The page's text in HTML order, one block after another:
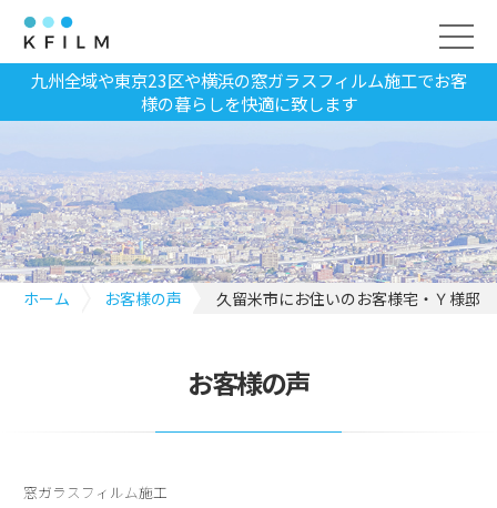
九州全域や東京23区や横浜の窓ガラスフィルム施工でお客
様の暮らしを快適に致します
ホーム お客様の声 久留米市にお住いのお客様宅・Ｙ様邸
お客様の声
窓ガラスフィルム施工